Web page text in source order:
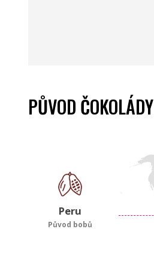
PŮVOD ČOKOLÁDY
Peru
Původ bobů